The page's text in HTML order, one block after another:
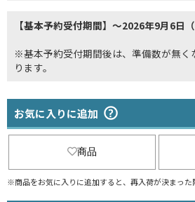
【基本予約受付期間】～2026年9月6日（
※基本予約受付期間後は、準備数が無く
ります。
お気に入りに追加
商品
※商品をお気に入りに追加すると、再入荷が決まった